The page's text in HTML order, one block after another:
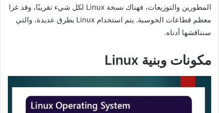
المطورين والتوزيعات، فهناك نسخة Linux لكل شيء تقريبًا، وقد غزا
معظم قطاعات الحوسبة. يتم استخدام Linux بطرق عديدة، والتي
سنناقشها أدناه.
مكونات وبنية Linux